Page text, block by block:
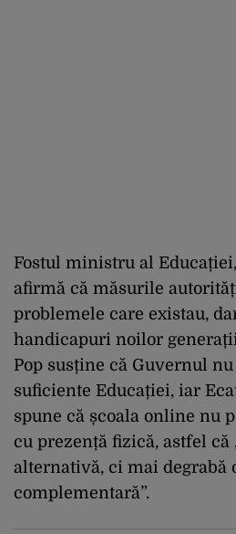
Fostul ministru al
afirmă că măsurile
problemele care existau,
handicapuri noilor
Pop susține că Guvernul
suficiente Educației, iar
spune că școala online nu
cu prezență fizică, astfel că
alternativă, ci mai degrabă
complementară”.